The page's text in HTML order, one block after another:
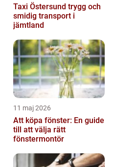
Taxi Östersund trygg och
smidig transport i
jämtland
11 maj 2026
Att köpa fönster: En guide
till att välja rätt
fönstermontör